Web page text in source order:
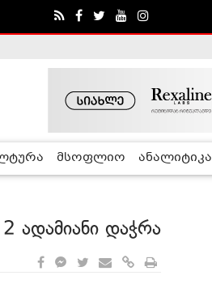
მსოფლიო ანალიტიკა
ადამიანი დაჭრა